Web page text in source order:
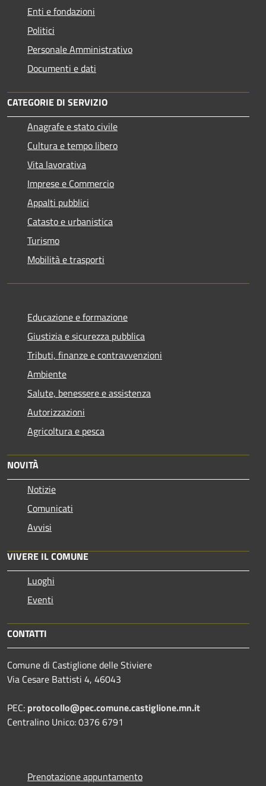
Enti e fondazioni
Politici
Personale Amministrativo
Documenti e dati
CATEGORIE DI SERVIZIO
Anagrafe e stato civile
Cultura e tempo libero
Vita lavorativa
Imprese e Commercio
Appalti pubblici
Catasto e urbanistica
Turismo
Mobilità e trasporti
Educazione e formazione
Giustizia e sicurezza pubblica
Tributi, finanze e contravvenzioni
Ambiente
Salute, benessere e assistenza
Autorizzazioni
Agricoltura e pesca
NOVITÀ
Notizie
Comunicati
Avvisi
VIVERE IL COMUNE
Luoghi
Eventi
CONTATTI
Comune di Castiglione delle Stiviere
Via Cesare Battisti 4, 46043
PEC: protocollo@pec.comune.castiglione.mn.it
Centralino Unico: 0376 6791
Prenotazione appuntamento